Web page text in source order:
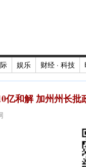
娱乐 财经 · 科技
亿和解 加州州长批